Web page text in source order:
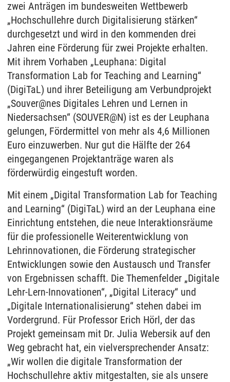
zwei Anträgen im bundesweiten Wettbewerb
„Hochschullehre durch Digitalisierung stärken“
durchgesetzt und wird in den kommenden drei
Jahren eine Förderung für zwei Projekte erhalten.
Mit ihrem Vorhaben „Leuphana: Digital
Transformation Lab for Teaching and Learning“
(DigiTaL) und ihrer Beteiligung am Verbundprojekt
„Souver@nes Digitales Lehren und Lernen in
Niedersachsen“ (SOUVER@N) ist es der Leuphana
gelungen, Fördermittel von mehr als 4,6 Millionen
Euro einzuwerben. Nur gut die Hälfte der 264
eingegangenen Projektanträge waren als
förderwürdig eingestuft worden.
Mit einem „Digital Transformation Lab for Teaching
and Learning“ (DigiTaL) wird an der Leuphana eine
Einrichtung entstehen, die neue Interaktionsräume
für die professionelle Weiterentwicklung von
Lehrinnovationen, die Förderung strategischer
Entwicklungen sowie den Austausch und Transfer
von Ergebnissen schafft. Die Themenfelder „Digitale
Lehr-Lern-Innovationen“, „Digital Literacy“ und
„Digitale Internationalisierung“ stehen dabei im
Vordergrund. Für Professor Erich Hörl, der das
Projekt gemeinsam mit Dr. Julia Webersik auf den
Weg gebracht hat, ein vielversprechender Ansatz:
„Wir wollen die digitale Transformation der
Hochschullehre aktiv mitgestalten, sie als unsere